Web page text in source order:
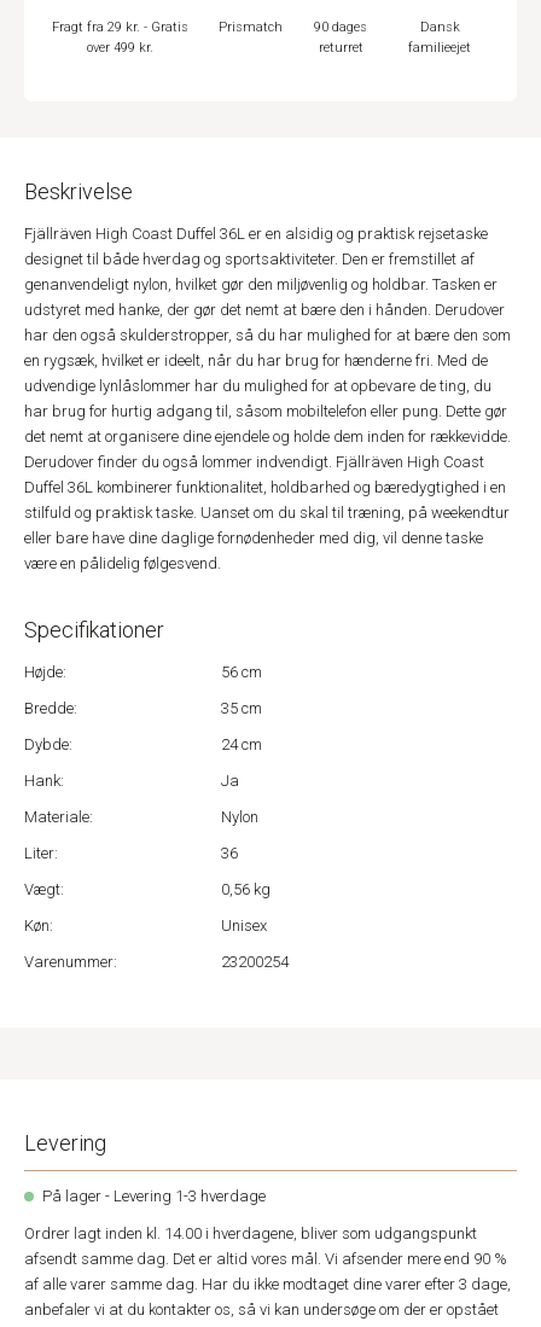
Fragt fra 29 kr. - Gratis
over 499 kr.
Prismatch
90 dages
returret
Dansk
familieejet
Beskrivelse
Fjällräven High Coast Duffel 36L er en alsidig og praktisk rejsetaske
designet til både hverdag og sportsaktiviteter. Den er fremstillet af
genanvendeligt nylon, hvilket gør den miljøvenlig og holdbar. Tasken er
udstyret med hanke, der gør det nemt at bære den i hånden. Derudover
har den også skulderstropper, så du har mulighed for at bære den som
en rygsæk, hvilket er ideelt, når du har brug for hænderne fri. Med de
udvendige lynlåslommer har du mulighed for at opbevare de ting, du
har brug for hurtig adgang til, såsom mobiltelefon eller pung. Dette gør
det nemt at organisere dine ejendele og holde dem inden for rækkevidde.
Derudover finder du også lommer indvendigt. Fjällräven High Coast
Duffel 36L kombinerer funktionalitet, holdbarhed og bæredygtighed i en
stilfuld og praktisk taske. Uanset om du skal til træning, på weekendtur
eller bare have dine daglige fornødenheder med dig, vil denne taske
være en pålidelig følgesvend.
Specifikationer
Højde:
56 cm
Bredde:
35 cm
Dybde:
24 cm
Hank:
Ja
Materiale:
Nylon
Liter:
36
Vægt:
0,56 kg
Køn:
Unisex
Varenummer:
23200254
Levering
På lager - Levering 1-3 hverdage
Ordrer lagt inden kl. 14.00 i hverdagene, bliver som udgangspunkt
afsendt samme dag. Det er altid vores mål. Vi afsender mere end 90 %
af alle varer samme dag. Har du ikke modtaget dine varer efter 3 dage,
anbefaler vi at du kontakter os, så vi kan undersøge om der er opstået